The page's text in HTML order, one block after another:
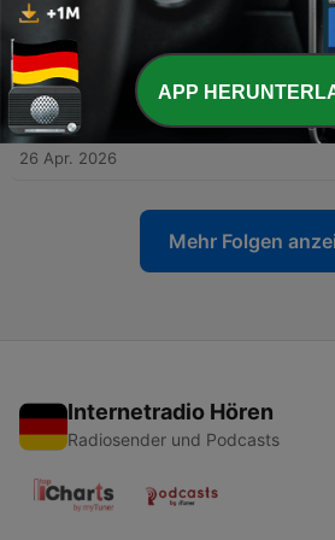
89 - Prüfungsangst loslassen –
Prüfungsangst
01 Mai 2026
88 - Traumreise für Kinder zum
Besserung
26 Apr. 2026
Mehr Folgen
Internetradio Hören
Radiosender und Podcasts
APP